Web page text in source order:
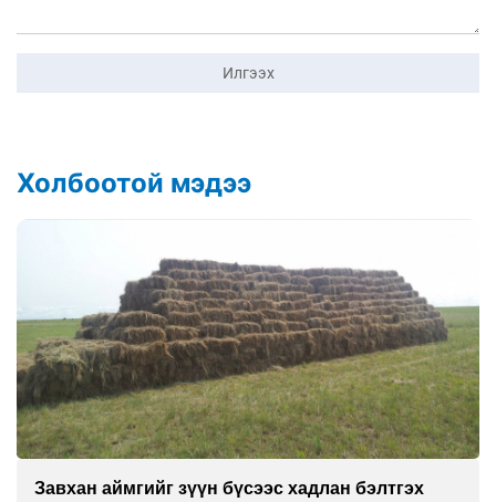
Илгээх
Холбоотой мэдээ
Завхан аймгийг зүүн бүсээс хадлан бэлтгэх